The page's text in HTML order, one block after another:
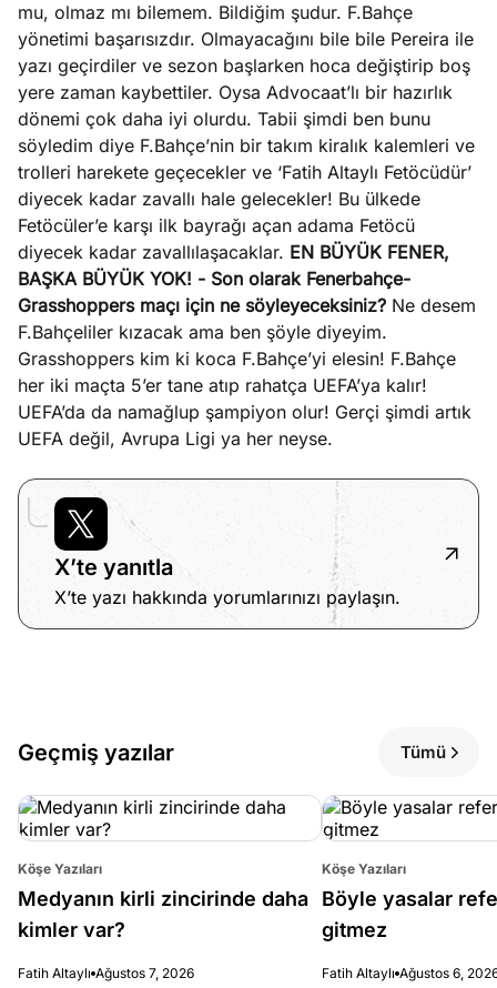
mu, olmaz mı bilemem. Bildiğim şudur. F.Bahçe
yönetimi başarısızdır. Olmayacağını bile bile Pereira ile
yazı geçirdiler ve sezon başlarken hoca değiştirip boş
yere zaman kaybettiler. Oysa Advocaat’lı bir hazırlık
dönemi çok daha iyi olurdu. Tabii şimdi ben bunu
söyledim diye F.Bahçe’nin bir takım kiralık kalemleri ve
trolleri harekete geçecekler ve ‘Fatih Altaylı Fetöcüdür’
diyecek kadar zavallı hale gelecekler! Bu ülkede
Fetöcüler’e karşı ilk bayrağı açan adama Fetöcü
diyecek kadar zavallılaşacaklar. EN BÜYÜK FENER,
BAŞKA BÜYÜK YOK! - Son olarak Fenerbahçe-
Grasshoppers maçı için ne söyleyeceksiniz? Ne desem
F.Bahçeliler kızacak ama ben şöyle diyeyim.
Grasshoppers kim ki koca F.Bahçe’yi elesin! F.Bahçe
her iki maçta 5’er tane atıp rahatça UEFA’ya kalır!
UEFA’da da namağlup şampiyon olur! Gerçi şimdi artık
UEFA değil, Avrupa Ligi ya her neyse.
X’te yanıtla
X’te yazı hakkında yorumlarınızı paylaşın.
Geçmiş yazılar Tümü
Köşe Yazıları
Medyanın kirli zincirinde daha
kimler var?
Fatih Altaylı Ağustos 7, 2026
Köşe Yazıları
Böyle yasalar
gitmez
Fatih Altaylı Ağustos 6,